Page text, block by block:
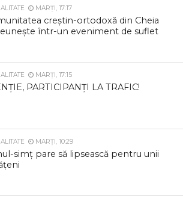
MARȚI, 17:17
creștin-ortodoxă din Cheia
într-un eveniment de suflet
MARȚI, 17:15
PARTICIPANȚI LA TRAFIC!
MARȚI, 10:29
simț pare să lipsească pentru unii